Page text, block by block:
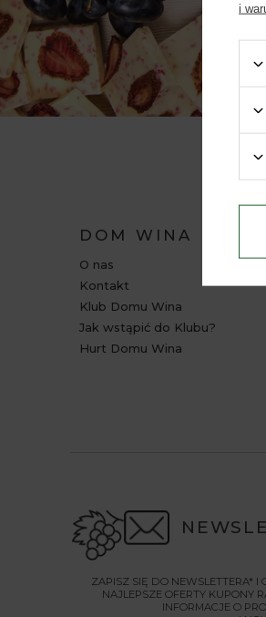
DOM WINA
O nas
Kontakt
Klub Domu Wina
Jak wstąpić do Klubu?
Hurt Domu Wina
ZAPISZ SIĘ DO NEWSLETTERA* I
NAJLEPSZE OFERTY KUPONY
INFORMACJE O
i